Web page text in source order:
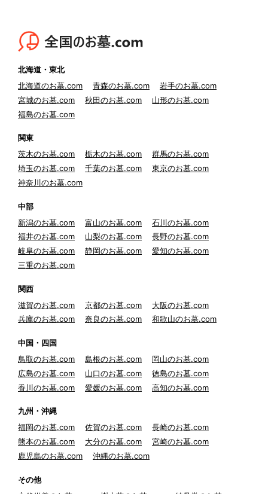
北海道・東北
北海道のお墓.com
青森のお墓.com
岩手のお墓.com
宮城のお墓.com
秋田のお墓.com
山形のお墓.com
福島のお墓.com
関東
茨木のお墓.com
栃木のお墓.com
群馬のお墓.com
埼玉のお墓.com
千葉のお墓.com
東京のお墓.com
神奈川のお墓.com
中部
新潟のお墓.com
富山のお墓.com
石川のお墓.com
福井のお墓.com
山梨のお墓.com
長野のお墓.com
岐阜のお墓.com
静岡のお墓.com
愛知のお墓.com
三重のお墓.com
関西
滋賀のお墓.com
京都のお墓.com
大阪のお墓.com
兵庫のお墓.com
奈良のお墓.com 和歌山のお墓.com
中国・四国
鳥取のお墓.com
島根のお墓.com
岡山のお墓.com
広島のお墓.com
山口のお墓.com
徳島のお墓.com
香川のお墓.com
愛媛のお墓.com 高知のお墓.com
九州・沖縄
福岡のお墓.com
佐賀のお墓.com
長崎のお墓.com
熊本のお墓.com
大分のお墓.com
宮崎のお墓.com
鹿児島のお墓.com
沖縄のお墓.com
その他